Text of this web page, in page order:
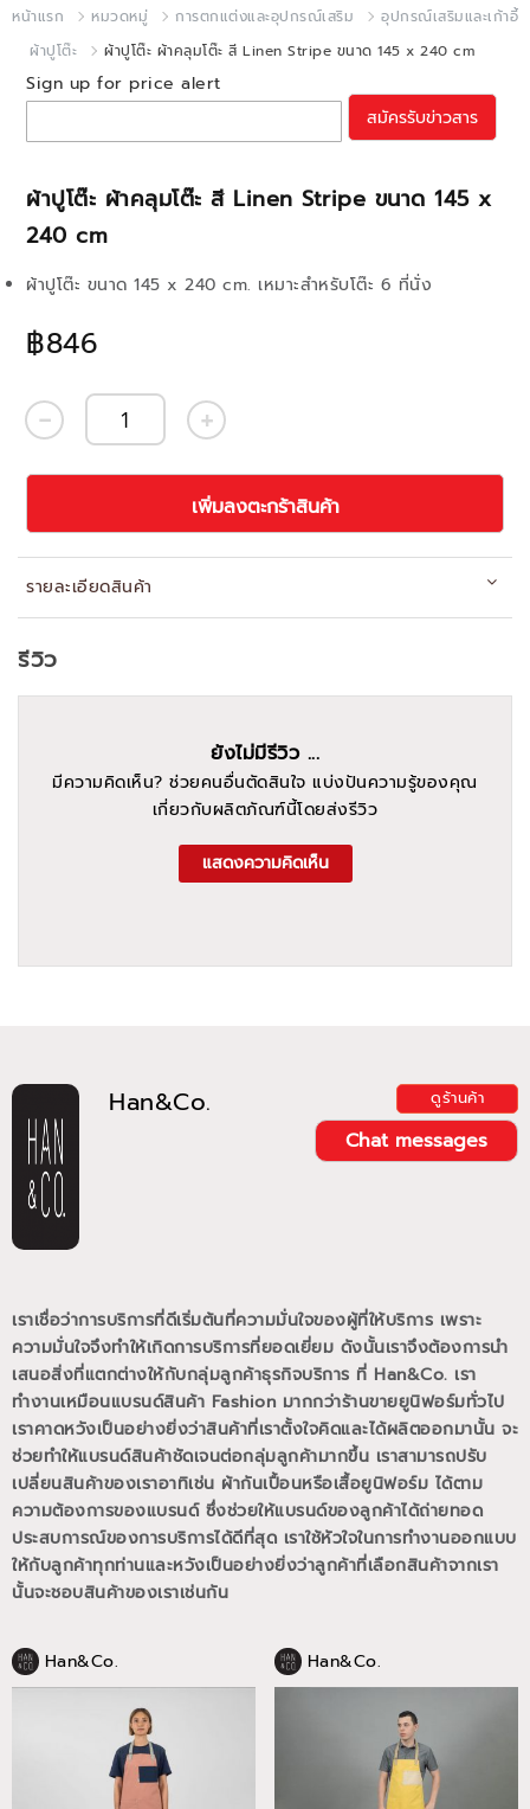
หน้าแรก หมวดหมู่ การตกแต่งและอุปกรณ์เสริม
อุปกรณ์เสริมและเก้าอี้
ผ้าปูโต๊ะ
ผ้าปูโต๊ะ ผ้าคลุมโต๊ะ สี Linen Stripe ขนาด 145 x 240 cm
ผ้าปูโต๊ะ ผ้าคลุมโต๊ะ สี Linen Stripe ขนาด 145 x
240 cm
฿846
ผ้าปูโต๊ะ ขนาด 145 x 240 cm. เหมาะสำหรับโต๊ะ 6 ที่นั่ง
Sign up for price alert
สมัครรับข่าวสาร
เพิ่มลงตะกร้าสินค้า
รายละเอียดสินค้า
Han&Co. ดูร้านค้า
Chat messages
เราเชื่อว่าการบริการที่ดีเริ่มต้นที่ความมั่นใจของผู้ที่ให้บริการ เพราะ
ความมั่นใจจึงทำให้เกิดการบริการที่ยอดเยี่ยม ดังนั้นเราจึงต้องการนำ
เสนอสิ่งที่แตกต่างให้กับกลุ่มลูกค้าธุรกิจบริการ ที่ Han&Co. เรา
ทำงานเหมือนแบรนด์สินค้า Fashion มากกว่าร้านขายยูนิฟอร์มทั่วไป
เราคาดหวังเป็นอย่างยิ่งว่าสินค้าที่เราตั้งใจคิดและได้ผลิตออกมานั้น จะ
ช่วยทำให้แบรนด์สินค้าชัดเจนต่อกลุ่มลูกค้ามากขึ้น เราสามารถปรับ
เปลี่ยนสินค้าของเราอาทิเช่น ผ้ากันเปื้อนหรือเสื้อยูนิฟอร์ม ได้ตาม
ความต้องการของแบรนด์ ซึ่งช่วยให้แบรนด์ของลูกค้าได้ถ่ายทอด
ประสบการณ์ของการบริการได้ดีที่สุด เราใช้หัวใจในการทำงานออกแบบ
ให้กับลูกค้าทุกท่านและหวังเป็นอย่างยิ่งว่าลูกค้าที่เลือกสินค้าจากเรา
นั้นจะชอบสินค้าของเราเช่นกัน
Han&Co. Han&Co.
รีวิว
ยังไม่มีรีวิว ...
มีความคิดเห็น? ช่วยคนอื่นตัดสินใจ แบ่งปันความรู้ของคุณ
เกี่ยวกับผลิตภัณฑ์นี้โดยส่งรีวิว
แสดงความคิดเห็น